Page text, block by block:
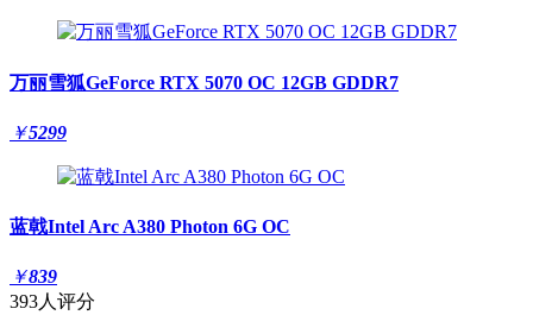
万丽雪狐GeForce RTX 5070 OC 12GB GDDR7
￥5299
蓝戟Intel Arc A380 Photon 6G OC
￥839
393人评分